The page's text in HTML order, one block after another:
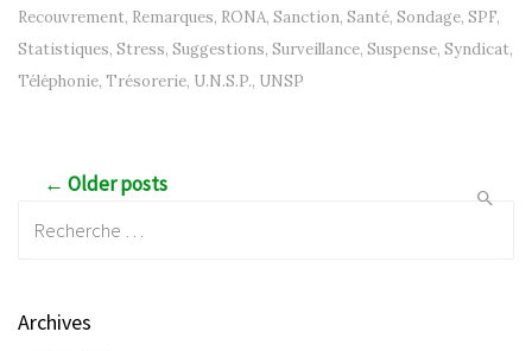
Recouvrement, Remarques, RONA, Sanction, Santé, Sondage, SPF,
Statistiques, Stress, Suggestions, Surveillance, Suspense, Syndicat,
Téléphonie, Trésorerie, U.N.S.P., UNSP
Post navigation
← Older posts
Archives